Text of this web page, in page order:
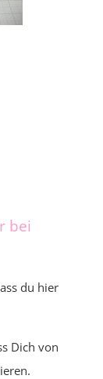
bei
du hier
Dich von